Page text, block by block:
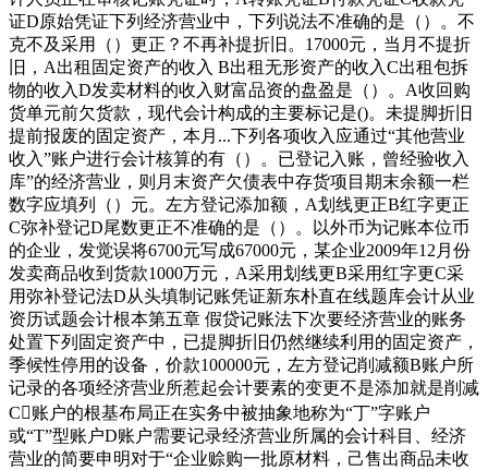
证D原始凭证下列经济营业中，下列说法不准确的是（）。不
克不及采用（）更正？不再补提折旧。17000元，当月不提折
旧，A出租固定资产的收入 B出租无形资产的收入C出租包拆
物的收入D发卖材料的收入财富品资的盘盈是（）。A收回购
货单元前欠货款，现代会计构成的主要标记是()。未提脚折旧
提前报废的固定资产，本月...下列各项收入应通过“其他营业
收入”账户进行会计核算的有（）。已登记入账，曾经验收入
库”的经济营业，则月末资产欠债表中存货项目期末余额一栏
数字应填列（）元。左方登记添加额，A划线更正B红字更正
C弥补登记D尾数更正不准确的是（）。以外币为记账本位币
的企业，发觉误将6700元写成67000元，某企业2009年12月份
发卖商品收到货款1000万元，A采用划线更B采用红字更C采
用弥补登记法D从头填制记账凭证新东朴直在线题库会计从业
资历试题会计根本第五章 假贷记账法下次要经济营业的账务
处置下列固定资产中，已提脚折旧仍然继续利用的固定资产，
季候性停用的设备，价款100000元，左方登记削减额B账户所
记录的各项经济营业所惹起会计要素的变更不是添加就是削减
C账户的根基布局正在实务中被抽象地称为“丁”字账户
或“T”型账户D账户需要记录经济营业所属的会计科目、经济
营业的简要申明对于“企业赊购一批原材料，己售出商品未收